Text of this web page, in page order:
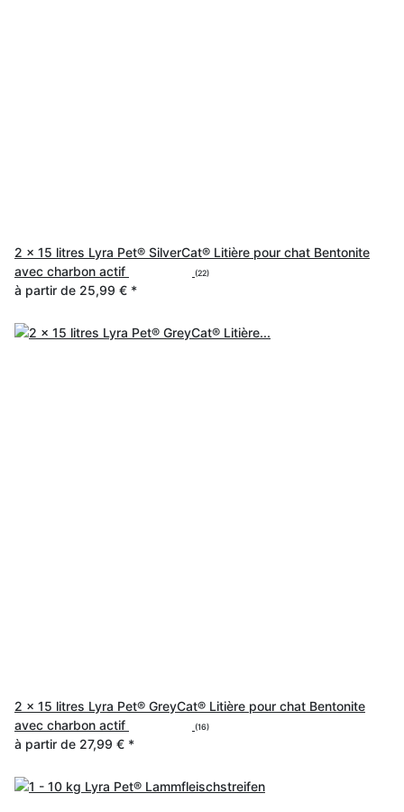
2 x 15 litres Lyra Pet® SilverCat® Litière pour chat Bentonite
avec charbon actif
(22)
à partir de 25,99 € *
2 x 15 litres Lyra Pet® GreyCat® Litière pour chat Bentonite
avec charbon actif
(16)
à partir de 27,99 € *